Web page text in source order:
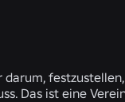
Das ist eine